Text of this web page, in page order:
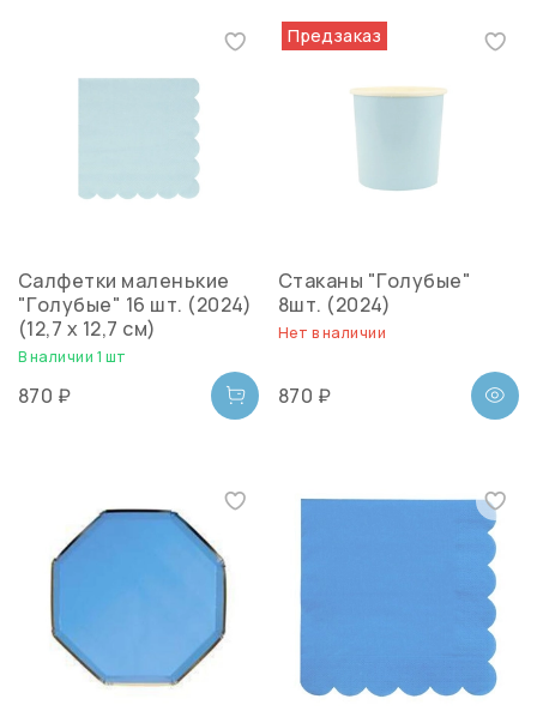
Салфетки маленькие
"Голубые" 16 шт. (2024)
(12,7 х 12,7 см)
В наличии 1 шт
870 ₽
Предзаказ
Стаканы "Голубые"
8шт. (2024)
Нет в наличии
870 ₽